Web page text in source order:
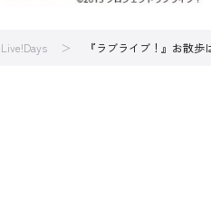
『ラブライブ！』お散